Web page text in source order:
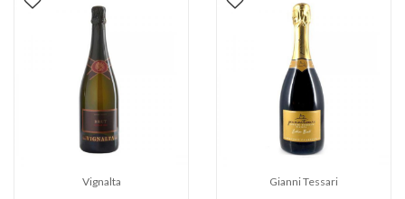
Vignalta Gianni Tessari